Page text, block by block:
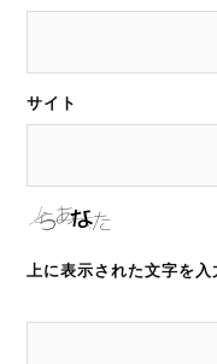
サイト
上に表示された文字を入